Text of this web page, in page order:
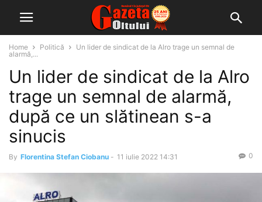
Home Politică
Un lider de sindicat de la Alro trage un semnal de
alarmă,...
Un lider de sindicat de la Alro
trage un semnal de alarmă,
după ce un slătinean s-a
sinucis
By Florentina Stefan Ciobanu - 11 iulie 2022 14:31 0